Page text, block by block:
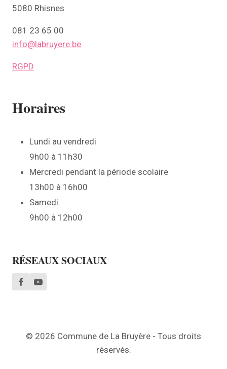
5080 Rhisnes
081 23 65 00
info@labruyere.be
RGPD
Horaires
Lundi au vendredi
9h00 à 11h30
Mercredi pendant la période scolaire
13h00 à 16h00
Samedi
9h00 à 12h00
RÉSEAUX SOCIAUX
© 2026 Commune de La Bruyère - Tous droits
réservés.